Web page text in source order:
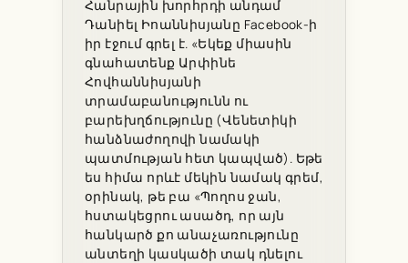
Հանրային խորհրդի անդամ
Դանիել Իոաննիսյանը Facebook-ի
իր էջում գրել է. «Եկեք միասին
գնահատենք Արփինե
Հովհաննիսյանի
տրամաբանությունն ու
բարեխղճությունը (Վենետիկի
հանձնաժողովի նամակի
պատմության հետ կապված). Եթե
ես հիմա որևէ մեկին նամակ գրեմ,
օրինակ, թե բա «Պողոս ջան,
հստակեցրու ասածդ, որ այն
հանկարծ քո անաչառությունը
անտեղի կասկածի տակ դնելու